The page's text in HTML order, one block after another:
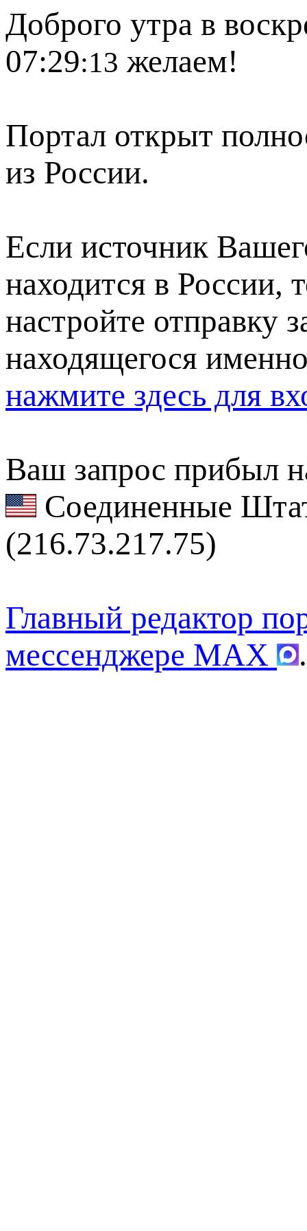
Доброго утра в
07:29:13 желаем!
Портал открыт
из России.
Если источник
находится в России,
настройте отправку
находящегося
нажмите здесь для
Ваш запрос прибыл
Соединенные
(216.73.217.75)
Главный редактор
мессенджере MAX
.